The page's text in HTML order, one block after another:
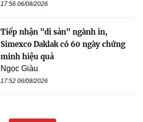
17:56 06/08/2026
Tiếp nhận "di sản" ngành in,
Simexco Daklak có 60 ngày chứng
minh hiệu quả
Ngọc Giàu
17:52 06/08/2026